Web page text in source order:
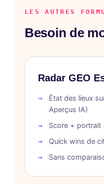
LES AUTRES
Besoin de
Radar GEO
État des lieux
Aperçus IA)
Score + portrait
Quick wins de
Sans